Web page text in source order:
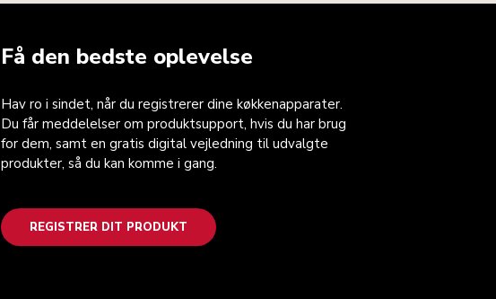
Få den bedste oplevelse
Hav ro i sindet, når du registrerer dine køkkenapparater.
Du får meddelelser om produktsupport, hvis du har brug
for dem, samt en gratis digital vejledning til udvalgte
produkter, så du kan komme i gang.
REGISTRER DIT PRODUKT